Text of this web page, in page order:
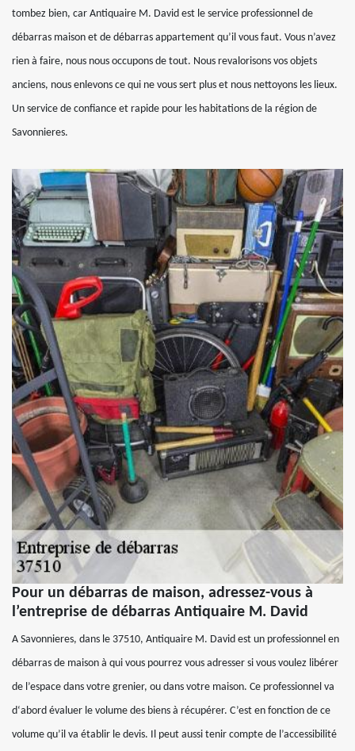
tombez bien, car Antiquaire M. David est le service professionnel de
débarras maison et de débarras appartement qu’il vous faut. Vous n’avez
rien à faire, nous nous occupons de tout. Nous revalorisons vos objets
anciens, nous enlevons ce qui ne vous sert plus et nous nettoyons les lieux.
Un service de confiance et rapide pour les habitations de la région de
Savonnieres.
Pour un débarras de maison, adressez-vous à
l’entreprise de débarras Antiquaire M. David
A Savonnieres, dans le 37510, Antiquaire M. David est un professionnel en
débarras de maison à qui vous pourrez vous adresser si vous voulez libérer
de l’espace dans votre grenier, ou dans votre maison. Ce professionnel va
d‘abord évaluer le volume des biens à récupérer. C’est en fonction de ce
volume qu’il va établir le devis. Il peut aussi tenir compte de l’accessibilité